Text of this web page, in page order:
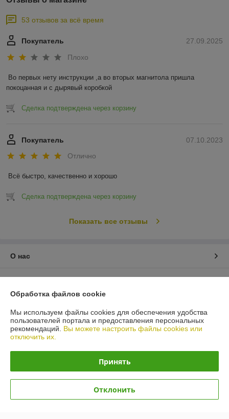
53 отзывов за всё время
27.09.2025
Покупатель
Плохо
Во первых нету инструкции ,а во вторых магнитола пришла
покоцанная и с дырявый коробкой
Сделка подтверждена через корзину
07.10.2023
Покупатель
Отлично
Всё быстро, качественно и хорошо
Сделка подтверждена через корзину
Показать все отзывы
О нас
График работы
Полная версия сайта
Сайт создан на платформе Deal.by
Обработка файлов cookie
Мы используем файлы cookies для обеспечения удобства
пользователей портала и предоставления персональных
рекомендаций. Вы можете настроить файлы cookies или
отключить их.
Принять
Отклонить